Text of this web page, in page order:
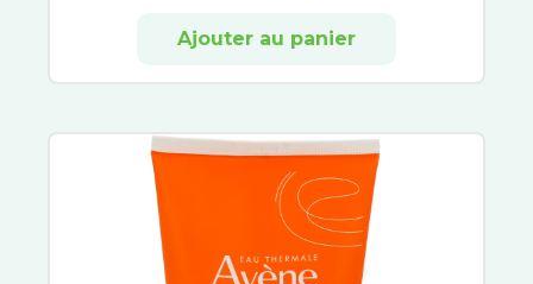
Arkofluides
Forcapil
UPSA
Perrigo
Weleda
Cooper
Bailleul
Ajouter au panier